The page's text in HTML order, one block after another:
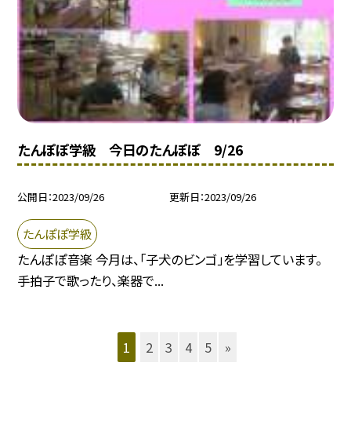
たんぽぽ学級 今日のたんぽぽ 9/26
公開日 2023/09/26 更新日 2023/09/26
たんぽぽ学級
たんぽぽ音楽 今月は、「子犬のビンゴ」を学習しています。
手拍子で歌ったり、楽器で...
1 2 3 4 5 »